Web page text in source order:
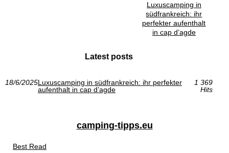
Luxuscamping in
südfrankreich: ihr
perfekter aufenthalt
in cap d’agde
Latest posts
18/6/2025Luxuscamping in südfrankreich: ihr perfekter
aufenthalt in cap d’agde
1 369
Hits
camping-tipps.eu
Best Read